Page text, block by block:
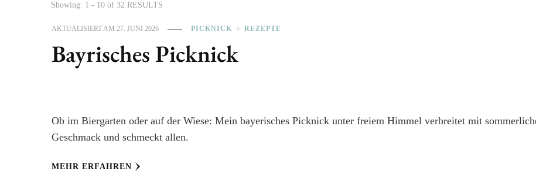
Showing: 1 - 10 of 32 RESULTS
AKTUALISIERT AM 27. JUNI 2026 PICKNICK REZEPTE
Bayrisches Picknick
Ob im Biergarten oder auf der Wiese: Mein bayerisches Picknick unter freiem Himmel verbreitet mit
Geschmack und schmeckt allen.
MEHR ERFAHREN